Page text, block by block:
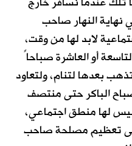
نهاية النهار صاحب
لابد لها من وقت،
أو العاشرة صباحاً
بعدها لتنام، ولتعاود
الباكر حتى منتصف
لها منطق اجتماعي،
تعظيم مصلحة صاحب